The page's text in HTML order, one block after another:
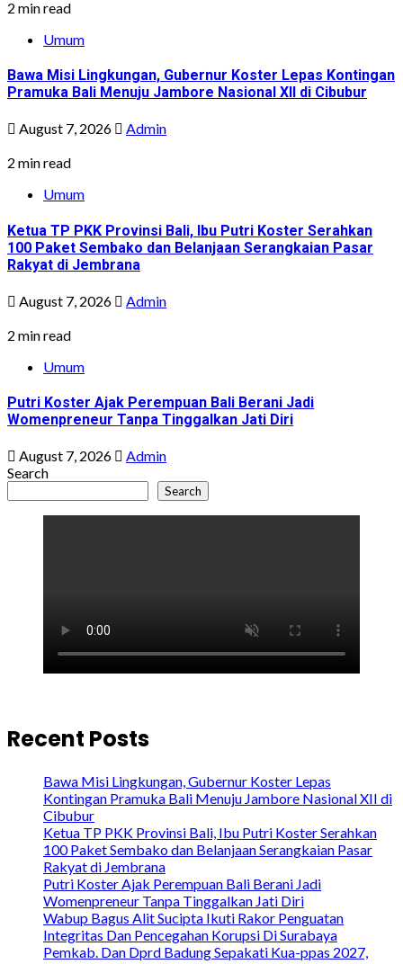
2 min read
Umum
Bawa Misi Lingkungan, Gubernur Koster Lepas Kontingan
Pramuka Bali Menuju Jambore Nasional XII di Cibubur
August 7, 2026
Admin
2 min read
Umum
Ketua TP PKK Provinsi Bali, Ibu Putri Koster Serahkan
100 Paket Sembako dan Belanjaan Serangkaian Pasar
Rakyat di Jembrana
August 7, 2026
Admin
2 min read
Umum
Putri Koster Ajak Perempuan Bali Berani Jadi
Womenpreneur Tanpa Tinggalkan Jati Diri
August 7, 2026
Admin
Search
Search
Recent Posts
Bawa Misi Lingkungan, Gubernur Koster Lepas
Kontingan Pramuka Bali Menuju Jambore Nasional XII di
Cibubur
Ketua TP PKK Provinsi Bali, Ibu Putri Koster Serahkan
100 Paket Sembako dan Belanjaan Serangkaian Pasar
Rakyat di Jembrana
Putri Koster Ajak Perempuan Bali Berani Jadi
Womenpreneur Tanpa Tinggalkan Jati Diri
Wabup Bagus Alit Sucipta Ikuti Rakor Penguatan
Integritas Dan Pencegahan Korupsi Di Surabaya
Pemkab. Dan Dprd Badung Sepakati Kua-ppas 2027,